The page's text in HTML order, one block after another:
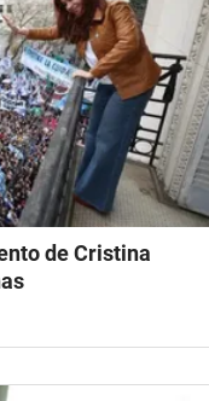
de Cristina